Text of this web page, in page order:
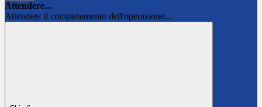
Attendere...
Attendere il completamento dell'operazione...